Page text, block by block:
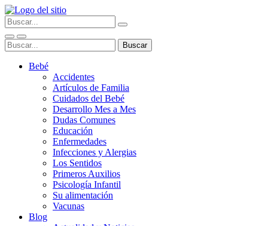
Bebé
Accidentes
Artículos de Familia
Cuidados del Bebé
Desarrollo Mes a Mes
Dudas Comunes
Educación
Enfermedades
Infecciones y Alergias
Los Sentidos
Primeros Auxilios
Psicología Infantil
Su alimentación
Vacunas
Blog